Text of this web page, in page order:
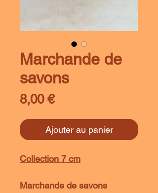
Marchande de
savons
8,00 €Prix
Ajouter au panier
Collection 7 cm
Marchande de savons